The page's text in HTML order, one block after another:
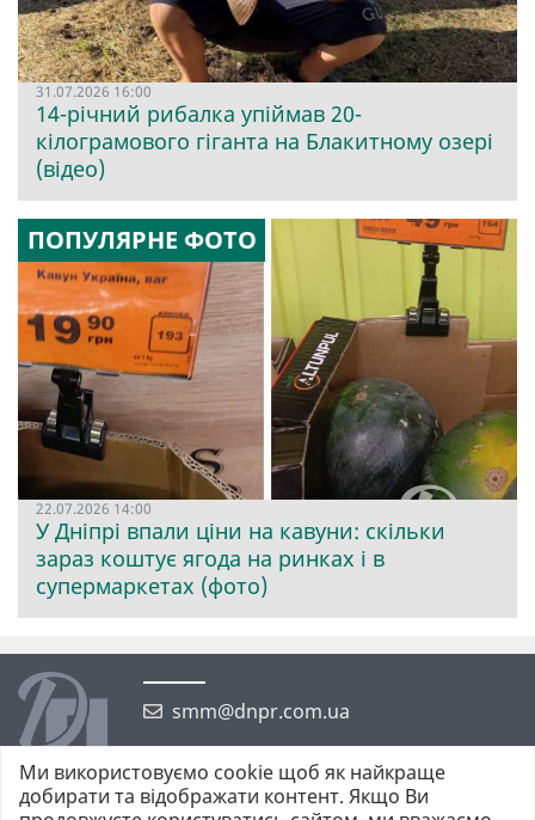
31.07.2026 16:00
14-річний рибалка упіймав 20-
кілограмового гіганта на Блакитному озері
(відео)
ПОПУЛЯРНЕ ФОТО
22.07.2026 14:00
У Дніпрі впали ціни на кавуни: скільки
зараз коштує ягода на ринках і в
супермаркетах (фото)
smm@dnpr.com.ua
Ми використовуємо cookie щоб як найкраще
добирати та відображати контент. Якщо Ви